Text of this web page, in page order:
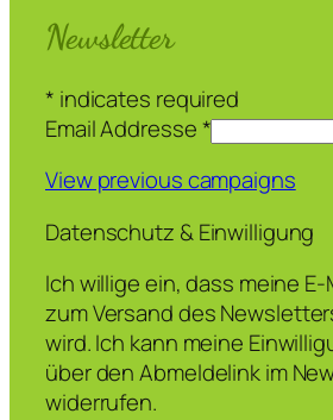
Newsletter
* indicates required
Email Addresse*
View previous campaigns
Datenschutz & Einwilligung
Ich willige ein, dass meine
zum Versand des
wird. Ich kann meine
über den Abmeldelink im
widerrufen.